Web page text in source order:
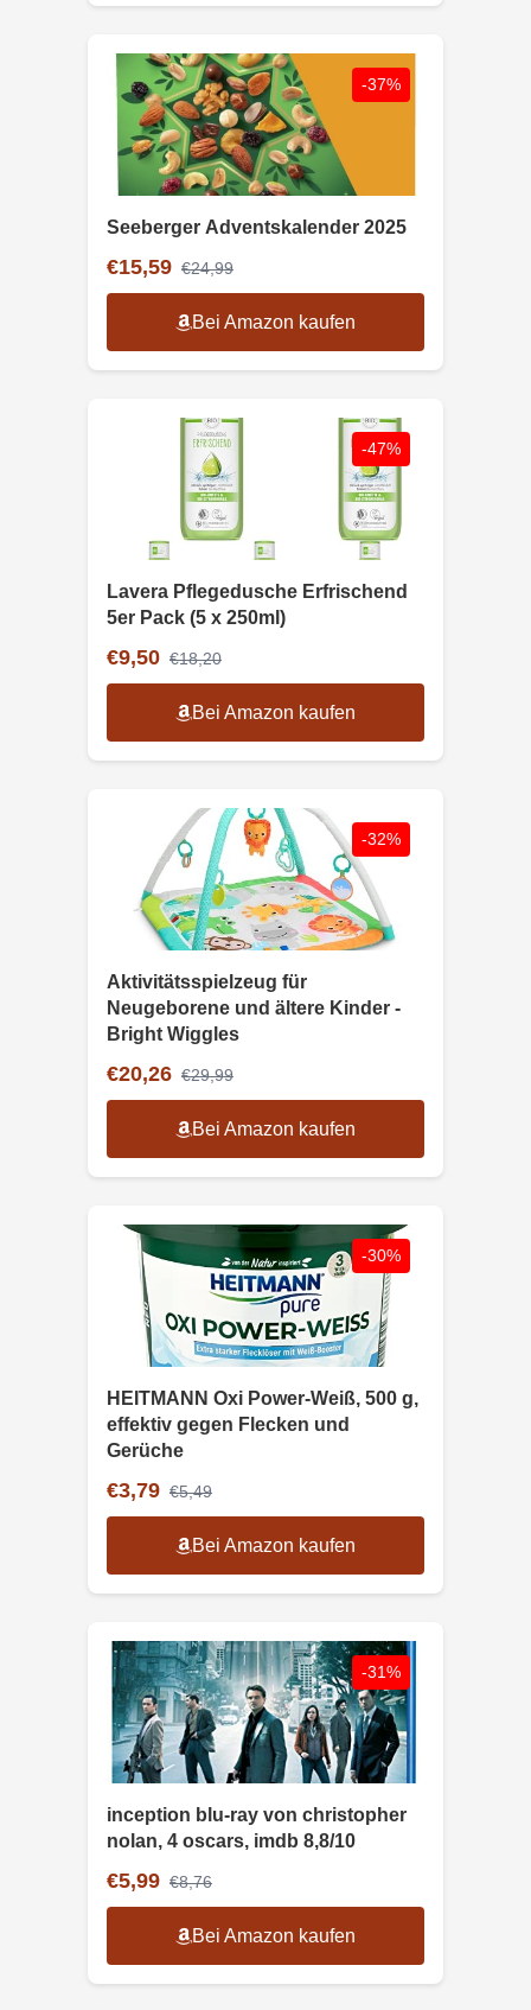
-37%
Seeberger Adventskalender 2025
€15,59 €24,99
Bei Amazon kaufen
-47%
Lavera Pflegedusche Erfrischend
5er Pack (5 x 250ml)
€9,50 €18,20
Bei Amazon kaufen
-32%
Aktivitätsspielzeug für
Neugeborene und ältere Kinder -
Bright Wiggles
€20,26 €29,99
Bei Amazon kaufen
-30%
HEITMANN Oxi Power-Weiß, 500 g,
effektiv gegen Flecken und
Gerüche
€3,79 €5,49
Bei Amazon kaufen
-31%
inception blu-ray von christopher
nolan, 4 oscars, imdb 8,8/10
€5,99 €8,76
Bei Amazon kaufen